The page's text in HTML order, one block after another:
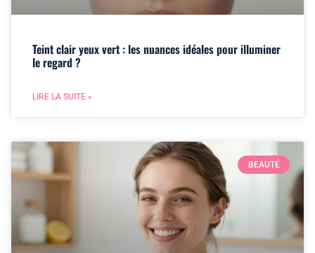
Teint clair yeux vert : les nuances idéales pour illuminer
le regard ?
LIRE LA SUITE »
BEAUTÉ